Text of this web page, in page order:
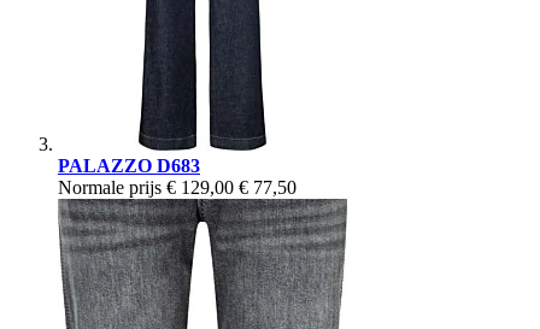
PALAZZO D683
Normale prijs € 129,00 € 77,50